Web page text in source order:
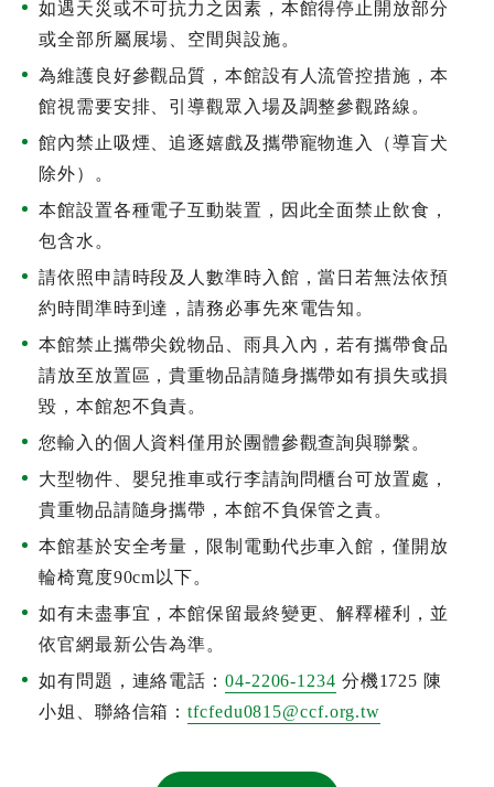
如遇天災或不可抗力之因素，本館得停止開放部分
或全部所屬展場、空間與設施。
為維護良好參觀品質，本館設有人流管控措施，本
館視需要安排、引導觀眾入場及調整參觀路線。
館內禁止吸煙、追逐嬉戲及攜帶寵物進入（導盲犬
除外）。
本館設置各種電子互動裝置，因此全面禁止飲食，
包含水。
請依照申請時段及人數準時入館，當日若無法依預
約時間準時到達，請務必事先來電告知。
本館禁止攜帶尖銳物品、雨具入內，若有攜帶食品
請放至放置區，貴重物品請隨身攜帶如有損失或損
毀，本館恕不負責。
您輸入的個人資料僅用於團體參觀查詢與聯繫。
大型物件、嬰兒推車或行李請詢問櫃台可放置處，
貴重物品請隨身攜帶，本館不負保管之責。
本館基於安全考量，限制電動代步車入館，僅開放
輪椅寬度90cm以下。
如有未盡事宜，本館保留最終變更、解釋權利，並
依官網最新公告為準。
如有問題，連絡電話： 04-2206-1234 分機1725 陳
小姐、聯絡信箱：tfcfedu0815@ccf.org.tw